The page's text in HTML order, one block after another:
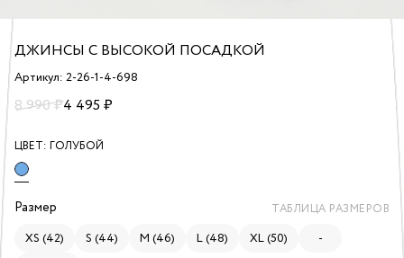
ДЖИНСЫ С ВЫСОКОЙ ПОСАДКОЙ
Артикул: 2-26-1-4-698
8 990 ₽4 495 ₽
ЦВЕТ: ГОЛУБОЙ
Размер ТАБЛИЦА РАЗМЕРОВ
XS (42) S (44) M (46) L (48) XL (50)
-